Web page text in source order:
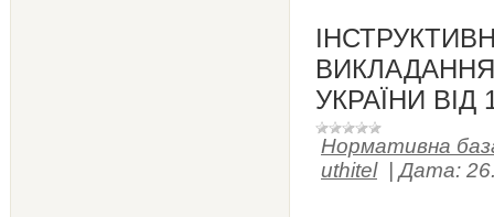
ВИКЛАДАННЯ
УКРАЇНИ ВІД
Нормативна
uthitel
|Дата: